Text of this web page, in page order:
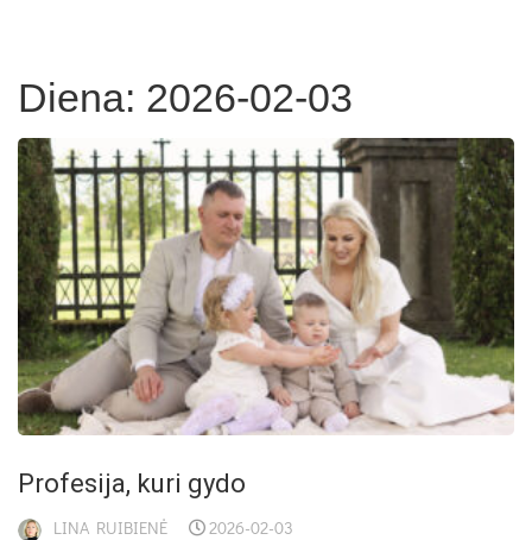
Diena: 2026-02-03
Profesija, kuri gydo
LINA RUIBIENĖ 2026-02-03